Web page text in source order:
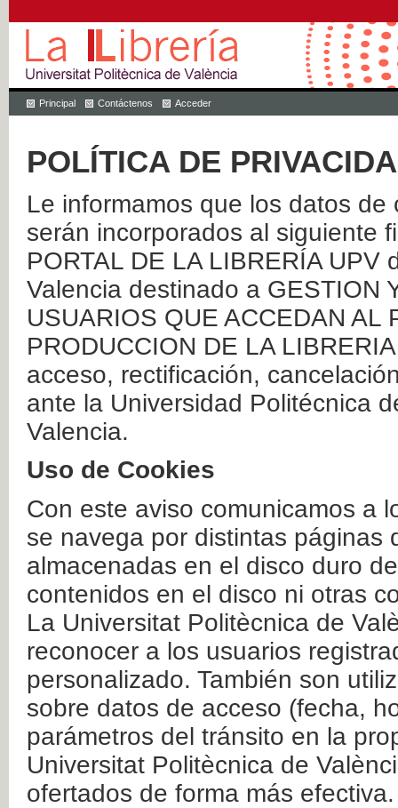
Principal Contáctenos Acceder
POLÍTICA DE
Le informamos que los datos
serán incorporados al siguiente
PORTAL DE LA LIBRERÍA
Valencia destinado a GESTION
USUARIOS QUE ACCEDAN AL
PRODUCCION DE LA
acceso, rectificación,
ante la Universidad Politécnica
Valencia.
Uso de Cookies
Con este aviso comunicamos a
se navega por distintas páginas
almacenadas en el disco duro
contenidos en el disco ni otras
La Universitat Politècnica de
reconocer a los usuarios
personalizado. También son
sobre datos de acceso (fecha,
parámetros del tránsito en la
Universitat Politècnica de
ofertados de forma más efectiva.